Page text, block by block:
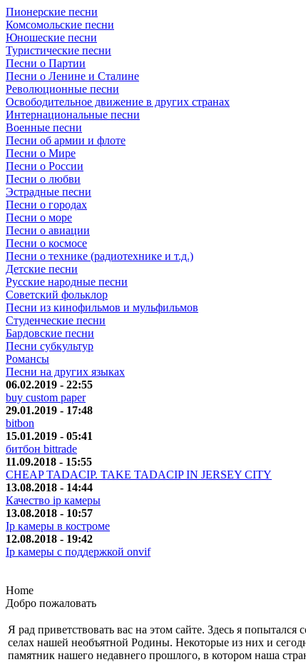
Пионерские песни
Комсомольские песни
Юношеские песни
Туристические песни
Песни о Партии
Песни о Ленине и Сталине
Революционные песни
Освободительное движение в других странах
Интернациональные песни
Военные песни
Песни об армии и флоте
Песни о Мире
Песни о России
Песни о любви
Эстрадные песни
Песни о городах
Песни о море
Песни о авиации
Песни о космосе
Песни о технике (радиотехнике и т.д.)
Детские песни
Русские народные песни
Советский фольклор
Песни из кинофильмов и мульфильмов
Студенческие песни
Бардовские песни
Песни субкультур
Романсы
Песни на других языках
06.02.2019 - 22:55
buy custom paper
29.01.2019 - 17:48
bitbon
15.01.2019 - 05:41
битбон bittrade
11.09.2018 - 15:55
CHEAP TADACIP. TAKE TADACIP IN JERSEY CITY
13.08.2018 - 14:44
Качество ip камеры
13.08.2018 - 10:57
Ip камеры в костроме
12.08.2018 - 19:42
Ip камеры с поддержкой onvif
Home
Добро пожаловать
Я рад приветствовать вас на этом сайте. Здесь я
селах нашей необъятной Родины. Некоторые из них и
памятник нашего недавнего прошлого, в котором наша